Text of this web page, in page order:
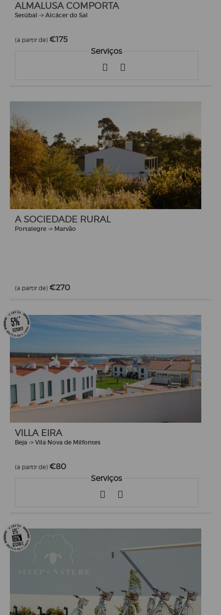
ALMALUSA COMPORTA
Setúbal -> Alcácer do Sal
(a partir de) €175
Serviços
A SOCIEDADE RURAL
Portalegre -> Marvão
(a partir de) €270
VILLA EIRA
Beja -> Vila Nova de Milfontes
(a partir de) €80
Serviços